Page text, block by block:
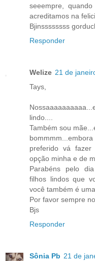
seeempre,
acreditamos na
Bjinssssssss
Responder
Welize 21 de
Tays,
lindo....
Também sou
preferido vá
opção minha e de
Parabéns pelo
filhos lindos que
você também é
Por favor sempre
Bjs
Responder
Sônia Pb 21 de